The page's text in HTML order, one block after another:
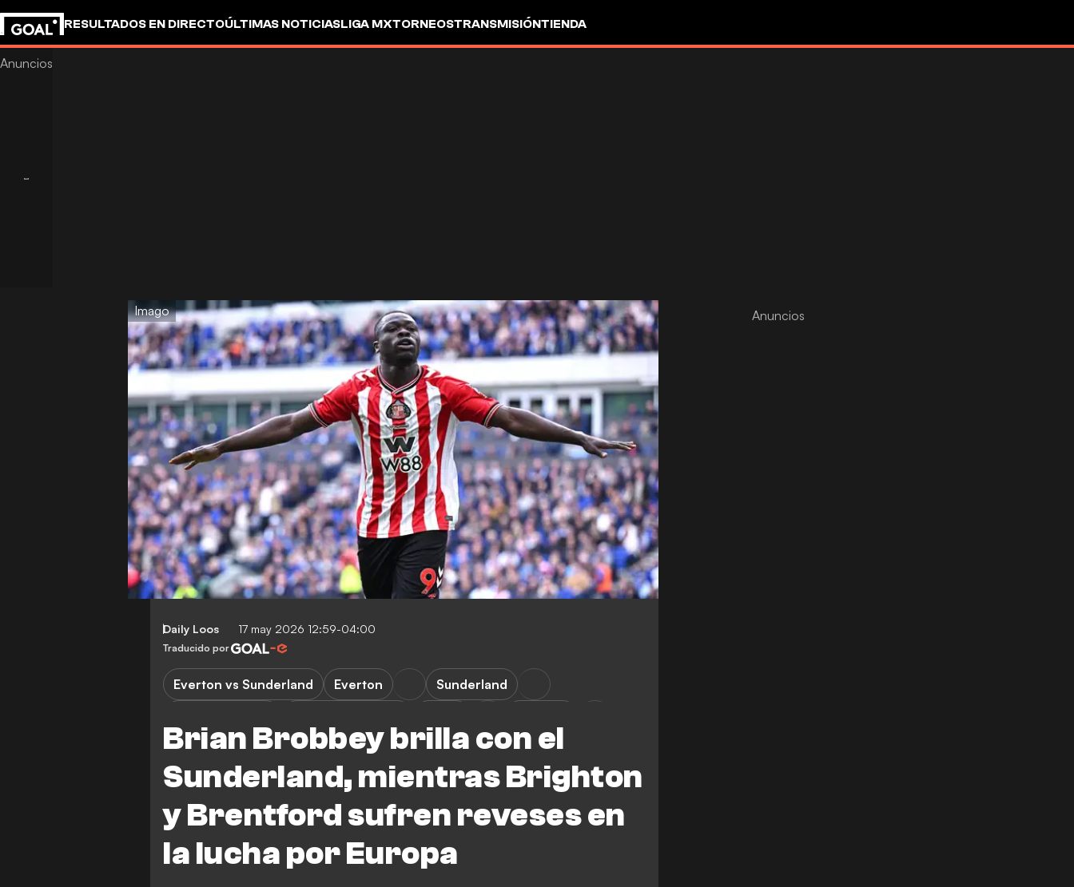
RESULTADOS EN DIRECTOÚLTIMAS NOTICIASLIGA MXTORNEOSTRANSMISIÓNTIENDA
Imago
Daily Loos 17 may 2026 12:59-04:00
Traducido por
Brian Brobbey brilla con el
Sunderland, mientras Brighton
y Brentford sufren reveses en
la lucha por Europa
Everton vs Sunderland Everton
Sunderland
Brentford vs Crystal Palace
Brentford
Crystal Palace
B. Brobbey
J. van Hecke